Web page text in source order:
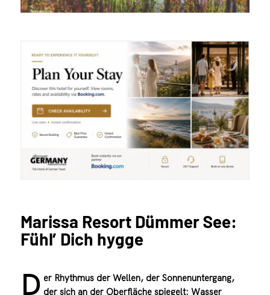
Marissa Resort Dümmer See:
Fühl’ Dich hygge
D er Rhythmus der Wellen, der Sonnenuntergang,
der sich an der Oberfläche spiegelt: Wasser